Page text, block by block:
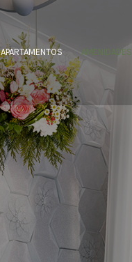
APARTAMENTOS AMENIDADES